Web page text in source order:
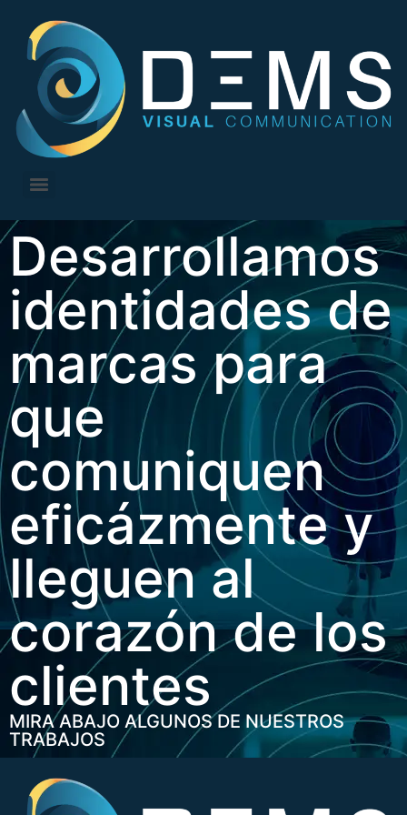
Desarrollamos
identidades de
marcas para
que
comuniquen
eficázmente y
lleguen al
corazón de los
clientes
MIRA ABAJO ALGUNOS DE NUESTROS
TRABAJOS